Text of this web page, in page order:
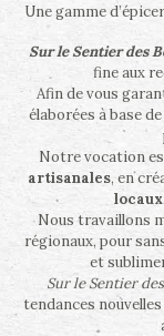
Une gamme
Sur le Sentier des
fine aux
Afin de vous
élaborées à base
Notre vocation
artisanales, en
locaux
Nous travaillons
régionaux, pour
et
Sur le Sentier
tendances